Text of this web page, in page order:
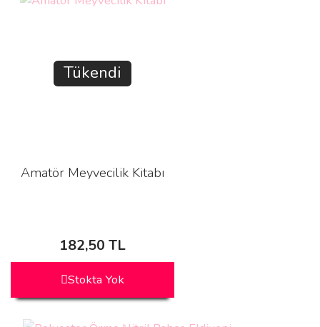
Tükendi
Amatör Meyvecilik Kitabı
182,50 TL
Stokta Yok